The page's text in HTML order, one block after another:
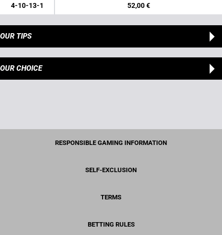
4-10-13-1 52,00 €
OUR TIPS
OUR CHOICE
RESPONSIBLE GAMING INFORMATION
SELF-EXCLUSION
TERMS
BETTING RULES